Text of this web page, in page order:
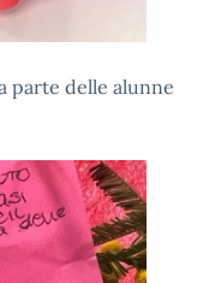
parte delle alunne